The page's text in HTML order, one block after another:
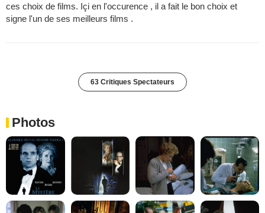
ces choix de films. Içi en l'occurence , il a fait le bon choix et
signe l'un de ses meilleurs films .
63 Critiques Spectateurs
Photos